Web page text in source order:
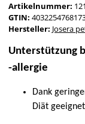
Artikelnummer:
GTIN:
Hersteller: Josera
Unterstützung
-allergie
Dank
Diät geeignet